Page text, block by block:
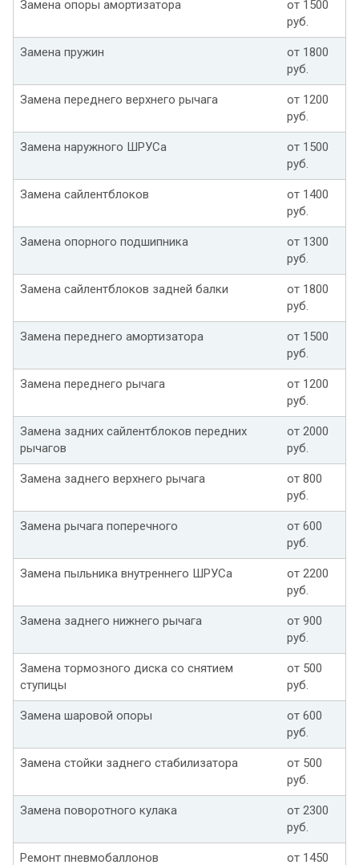
Замена опоры амортизатора
от 1500
руб.
Замена пружин
от 1800
руб.
Замена переднего верхнего рычага
от 1200
руб.
Замена наружного ШРУСа
от 1500
руб.
Замена сайлентблоков
от 1400
руб.
Замена опорного подшипника
от 1300
руб.
Замена сайлентблоков задней балки
от 1800
руб.
Замена переднего амортизатора
от 1500
руб.
Замена переднего рычага
от 1200
руб.
Замена задних сайлентблоков передних
рычагов
от 2000
руб.
Замена заднего верхнего рычага
от 800
руб.
Замена рычага поперечного
от 600
руб.
Замена пыльника внутреннего ШРУСа
от 2200
руб.
Замена заднего нижнего рычага
от 900
руб.
Замена тормозного диска со снятием
ступицы
от 500
руб.
Замена шаровой опоры
от 600
руб.
Замена стойки заднего стабилизатора
от 500
руб.
Замена поворотного кулака
от 2300
руб.
Ремонт пневмобаллонов от 1450